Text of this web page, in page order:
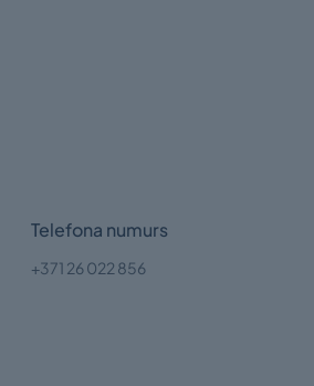
Telefona numurs
+371 26 022 856